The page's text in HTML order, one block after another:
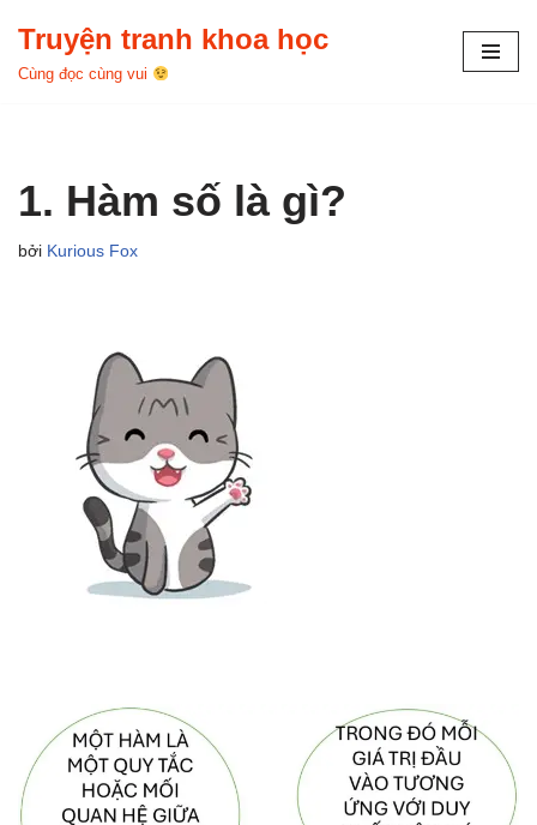
Chuyển
Truyện tranh khoa học
Cùng đọc cùng vui
1. Hàm số là gì?
bởi Kurious Fox